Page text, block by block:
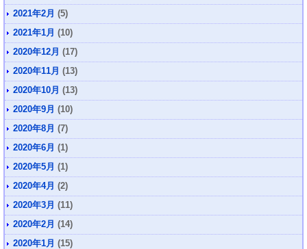
2021年2月 (5)
2021年1月 (10)
2020年12月 (17)
2020年11月 (13)
2020年10月 (13)
2020年9月 (10)
2020年8月 (7)
2020年6月 (1)
2020年5月 (1)
2020年4月 (2)
2020年3月 (11)
2020年2月 (14)
2020年1月 (15)